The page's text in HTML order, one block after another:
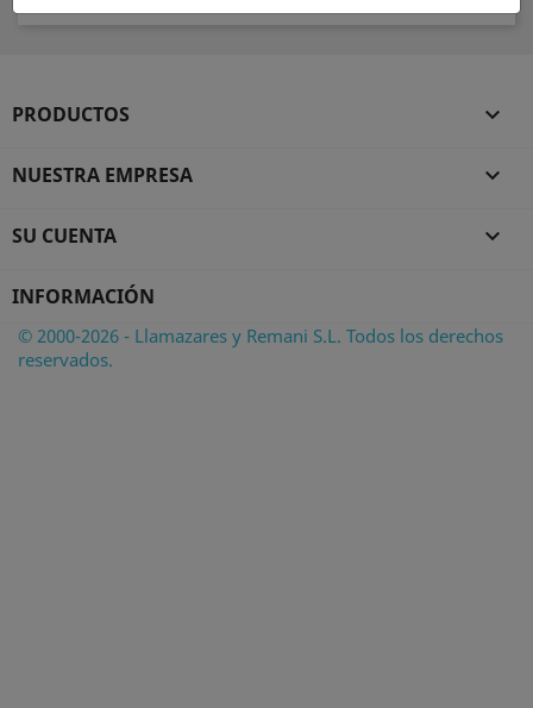
PRODUCTOS 
NUESTRA EMPRESA 
SU CUENTA 
INFORMACIÓN
© 2000-2026 - Llamazares y Remani S.L. Todos los derechos
reservados.